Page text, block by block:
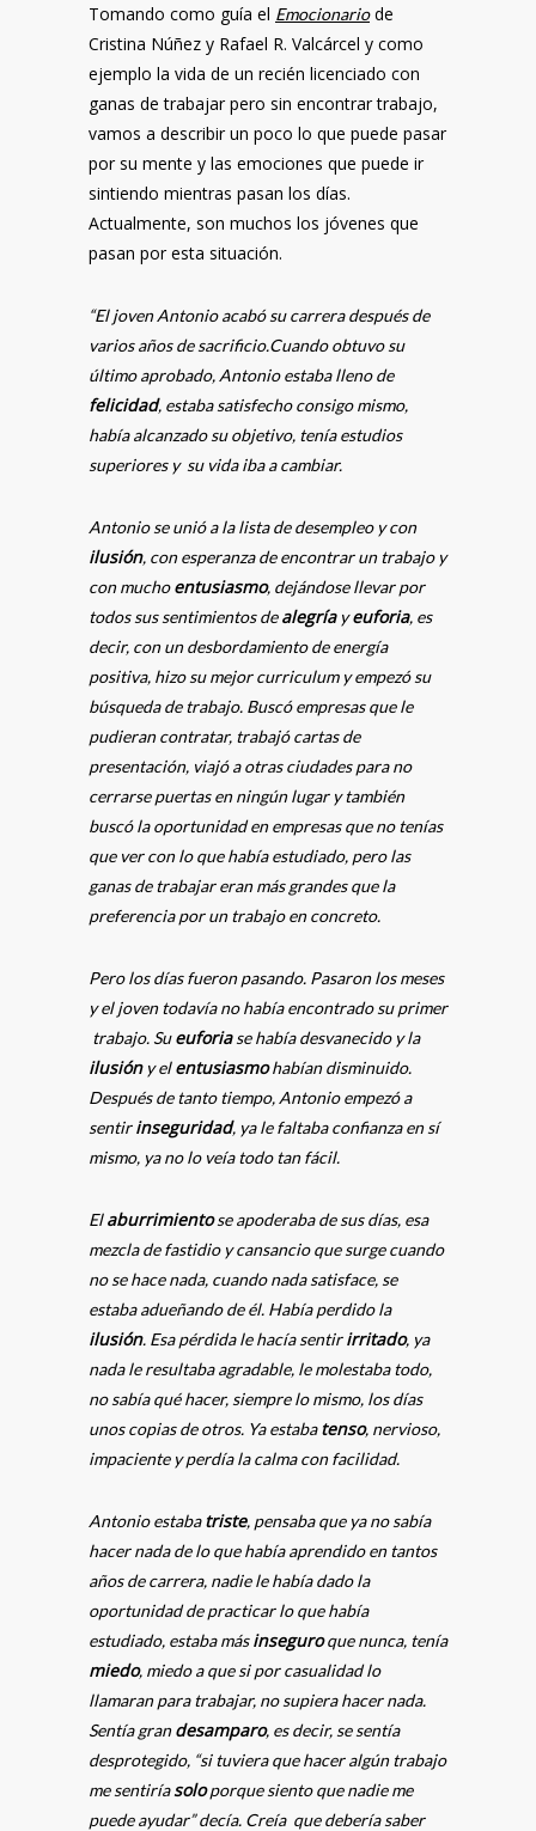
Tomando como guía el Emocionariode
Cristina Núñez y Rafael R. Valcárcel y como
ejemplo la vida de un recién licenciado con
ganas de trabajar pero sin encontrar trabajo,
vamos a describir un poco lo que puede pasar
por su mente y las emociones que puede ir
sintiendo mientras pasan los días.
Actualmente, son muchos los jóvenes que
pasan por esta situación.
“El joven Antonio acabó su carrera después de
varios años de sacrificio.Cuando obtuvo su
último aprobado, Antonio estaba lleno de
felicidad, estaba satisfecho consigo mismo,
había alcanzado su objetivo, tenía estudios
superiores y su vida iba a cambiar.
Antonio se unió a la lista de desempleo y con
ilusión, con esperanza de encontrar un trabajo y
con muchoentusiasmo, dejándose llevar por
todos sus sentimientos dealegríayeuforia, es
decir, con un desbordamiento de energía
positiva, hizo su mejor curriculum y empezó su
búsqueda de trabajo. Buscó empresas que le
pudieran contratar, trabajó cartas de
presentación, viajó a otras ciudades para no
cerrarse puertas en ningún lugar y también
buscó la oportunidad en empresas que no tenías
que ver con lo que había estudiado, pero las
ganas de trabajar eran más grandes que la
preferencia por un trabajo en concreto.
Pero los días fueron pasando. Pasaron los meses
y el joven todavía no había encontrado su primer
trabajo. Sueuforiase había desvanecido y la
ilusióny elentusiasmohabían disminuido.
Después de tanto tiempo, Antonio empezó a
sentirinseguridad, ya le faltaba confianza en sí
mismo, ya no lo veía todo tan fácil.
Elaburrimientose apoderaba de sus días, esa
mezcla de fastidio y cansancio que surge cuando
no se hace nada, cuando nada satisface, se
estaba adueñando de él. Había perdido la
ilusión. Esa pérdida le hacía sentirirritado, ya
nada le resultaba agradable, le molestaba todo,
no sabía qué hacer, siempre lo mismo, los días
unos copias de otros. Ya estabatenso, nervioso,
impaciente y perdía la calma con facilidad.
Antonio estabatriste, pensaba que ya no sabía
hacer nada de lo que había aprendido en tantos
años de carrera, nadie le había dado la
oportunidad de practicar lo que había
estudiado, estaba másinseguroque nunca, tenía
miedo, miedo a que si por casualidad lo
llamaran para trabajar, no supiera hacer nada.
Sentía grandesamparo, es decir, se sentía
desprotegido, “si tuviera que hacer algún trabajo
me sentiríasoloporque siento que nadie me
puede ayudar” decía. Creía que debería saber